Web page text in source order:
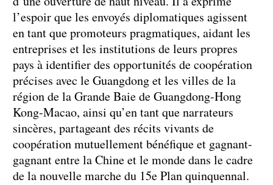
l’espoir que les envoyés diplomatiques agissent
en tant que promoteurs pragmatiques, aidant les
entreprises et les institutions de leurs propres
pays à identifier des opportunités de coopération
précises avec le Guangdong et les villes de la
région de la Grande Baie de Guangdong-Hong
Kong-Macao, ainsi qu’en tant que narrateurs
sincères, partageant des récits vivants de
coopération mutuellement bénéfique et gagnant-
gagnant entre la Chine et le monde dans le cadre
de la nouvelle marche du 15e Plan quinquennal.